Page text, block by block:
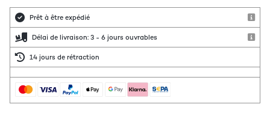
Prêt à être expédié
Délai de livraison: 3 - 6 jours ouvrables
14 jours de rétraction